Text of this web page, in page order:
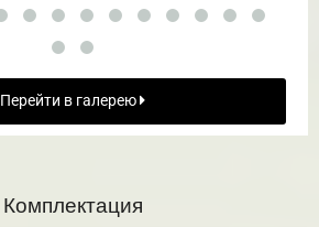
Перейти в галерею
Комплектация